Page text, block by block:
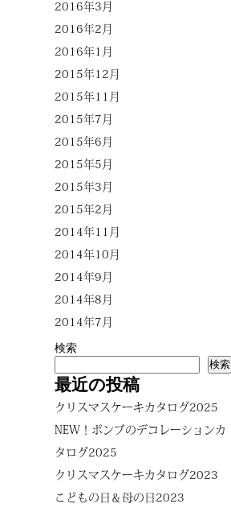
2016年3月
2016年2月
2016年1月
2015年12月
2015年11月
2015年7月
2015年6月
2015年5月
2015年3月
2015年2月
2014年11月
2014年10月
2014年9月
2014年8月
2014年7月
検索
検索
最近の投稿
クリスマスケーキカタログ2025
NEW！ボンブのデコレーションカ
タログ2025
クリスマスケーキカタログ2023
こどもの日＆母の日2023